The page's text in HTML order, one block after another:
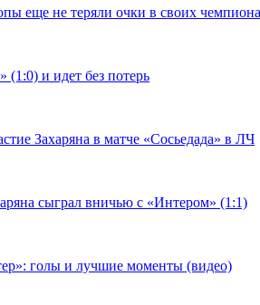
еще не теряли очки в своих
и идет без потерь
Захаряна в матче «Сосьедада» в ЛЧ
сыграл вничью с «Интером» (1:1)
голы и лучшие моменты (видео)